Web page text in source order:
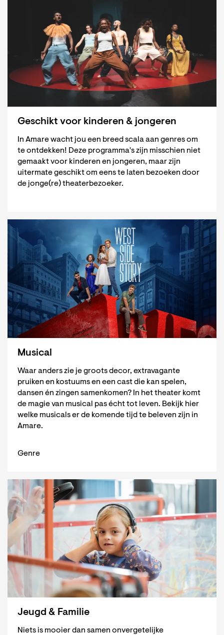
Geschikt voor kinderen & jongeren
In Amare wacht jou een breed scala aan genres om
te ontdekken! Deze programma's zijn misschien niet
gemaakt voor kinderen en jongeren, maar zijn
uitermate geschikt om eens te laten bezoeken door
de jonge(re) theaterbezoeker.
Musical
Waar anders zie je groots decor, extravagante
pruiken en kostuums en een cast die kan spelen,
dansen én zingen samenkomen? In het theater komt
de magie van musical pas écht tot leven. Bekijk hier
welke musicals er de komende tijd te beleven zijn in
Amare.
Genre
Jeugd & Familie
Niets is mooier dan samen onvergetelijke